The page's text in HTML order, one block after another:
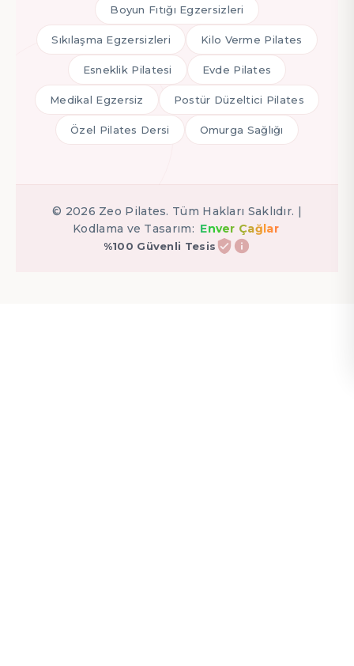
Boyun Fıtığı Egzersizleri
Sıkılaşma Egzersizleri Kilo Verme Pilates
Esneklik Pilatesi Evde Pilates
Medikal Egzersiz Postür Düzeltici Pilates
Özel Pilates Dersi Omurga Sağlığı
© 2026 Zeo Pilates. Tüm Hakları Saklıdır. |
Kodlama ve Tasarım: Enver Çağlar
%100 Güvenli Tesis